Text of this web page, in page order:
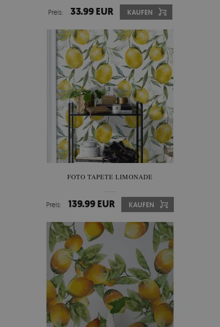
Preis: 33.99 EUR KAUFEN
FOTO TAPETE LIMONADE
Preis: 139.99 EUR KAUFEN